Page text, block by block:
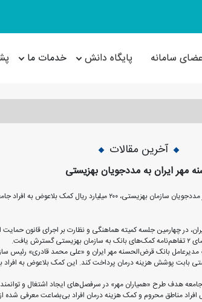
سامانه پایگاه دانش خدمات ما
آخرین مقالات
بانک قرض‌الحسنه مهر ایران با هدف حمایت بیش از پیش خود از مددجویان سازمان
در چهارمین جلسه کمیته هماهنگی و نظارت بر اجرای قانون حمایت
بانک قرض‌الحسنه مهر ایران و «علی محمد قادری» رئیس
بابت پوشش هزینه درمان پرداخت کند. این کمک بلاعوض به
هدف طرح «همیاران مهر» در سرفصل‌های ایجاد اشتغال و
مناطق محروم و کمک هزینه درمان افراد بی‌بضاعت معرفی شده